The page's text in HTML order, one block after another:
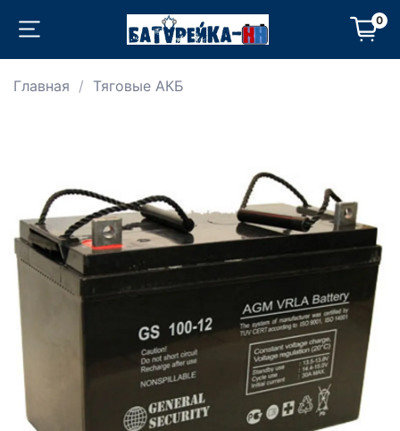
0
Главная Тяговые АКБ